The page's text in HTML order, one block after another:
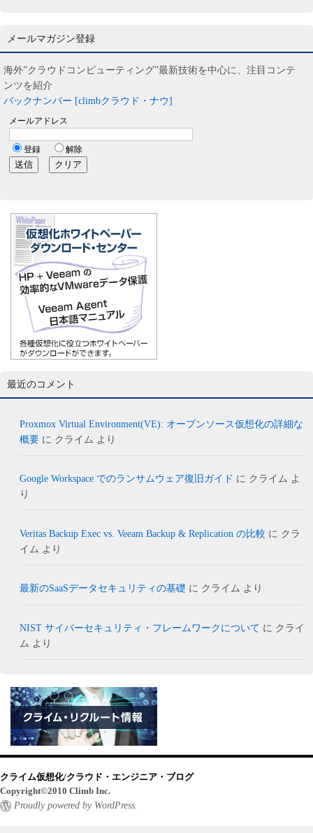
メールマガジン登録
海外”クラウドコンピューティング”最新技術を中心に、注目コンテ
ンツを紹介
バックナンバー [climbクラウド・ナウ]
最近のコメント
Proxmox Virtual Environment(VE): オープンソース仮想化の詳細な
概要 に クライム より
Google Workspace でのランサムウェア復旧ガイド に クライム よ
り
Veritas Backup Exec vs. Veeam Backup & Replication の比較 に クラ
イム より
最新のSaaSデータセキュリティの基礎 に クライム より
NIST サイバーセキュリティ・フレームワークについて に クライ
ム より
クライム仮想化/クラウド・エンジニア・ブログ
Copyright©2010 Climb Inc.
Proudly powered by WordPress.